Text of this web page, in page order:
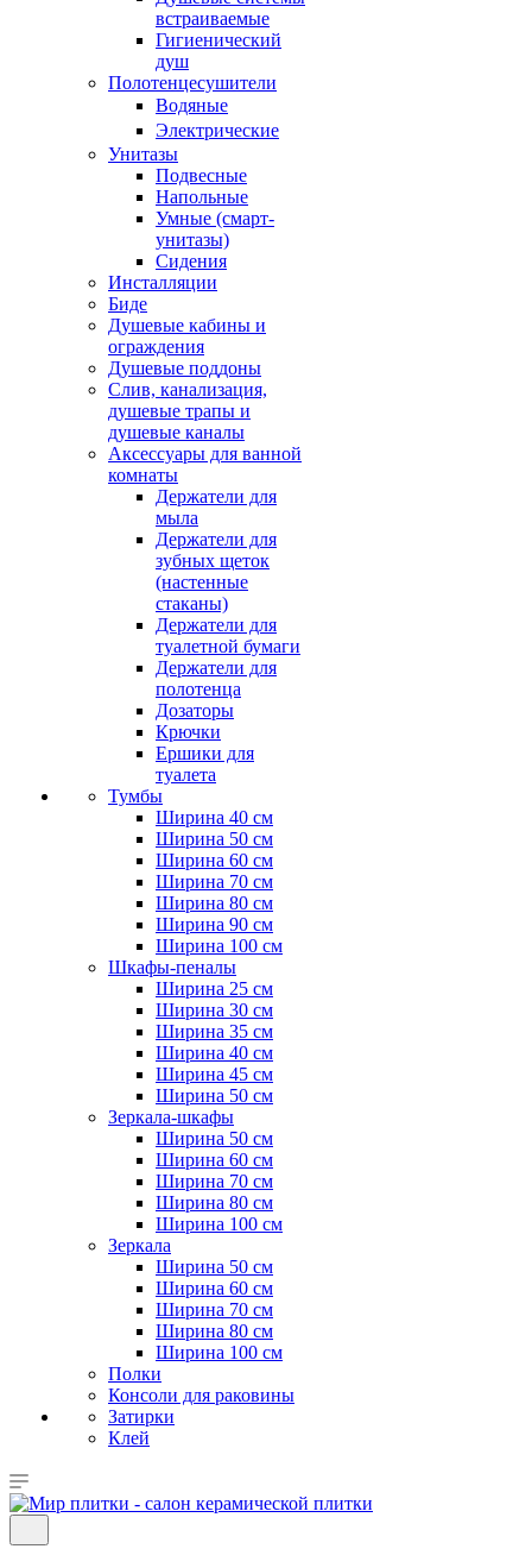
встраиваемые
Гигиенический
душ
Полотенцесушители
ㅤВодяные
ㅤЭлектрические
Унитазы
Подвесные
Напольные
Умные (смарт-
унитазы)
Сидения
Инсталляции
Биде
Душевые кабины и
ограждения
Душевые поддоны
Слив, канализация,
душевые трапы и
душевые каналы
Аксессуары для ванной
комнаты
Держатели для
мыла
Держатели для
зубных щеток
(настенные
стаканы)
Держатели для
туалетной бумаги
Держатели для
полотенца
Дозаторы
Крючки
Ершики для
туалета
Тумбы
Ширина 40 см
Ширина 50 см
Ширина 60 см
Ширина 70 см
Ширина 80 см
Ширина 90 см
Ширина 100 см
Шкафы-пеналы
Ширина 25 см
Ширина 30 см
Ширина 35 см
Ширина 40 см
Ширина 45 см
Ширина 50 см
Зеркала-шкафы
Ширина 50 см
Ширина 60 см
Ширина 70 см
Ширина 80 см
Ширина 100 см
Зеркала
Ширина 50 см
Ширина 60 см
Ширина 70 см
Ширина 80 см
Ширина 100 см
Полки
Консоли для раковины
Затирки
Клей